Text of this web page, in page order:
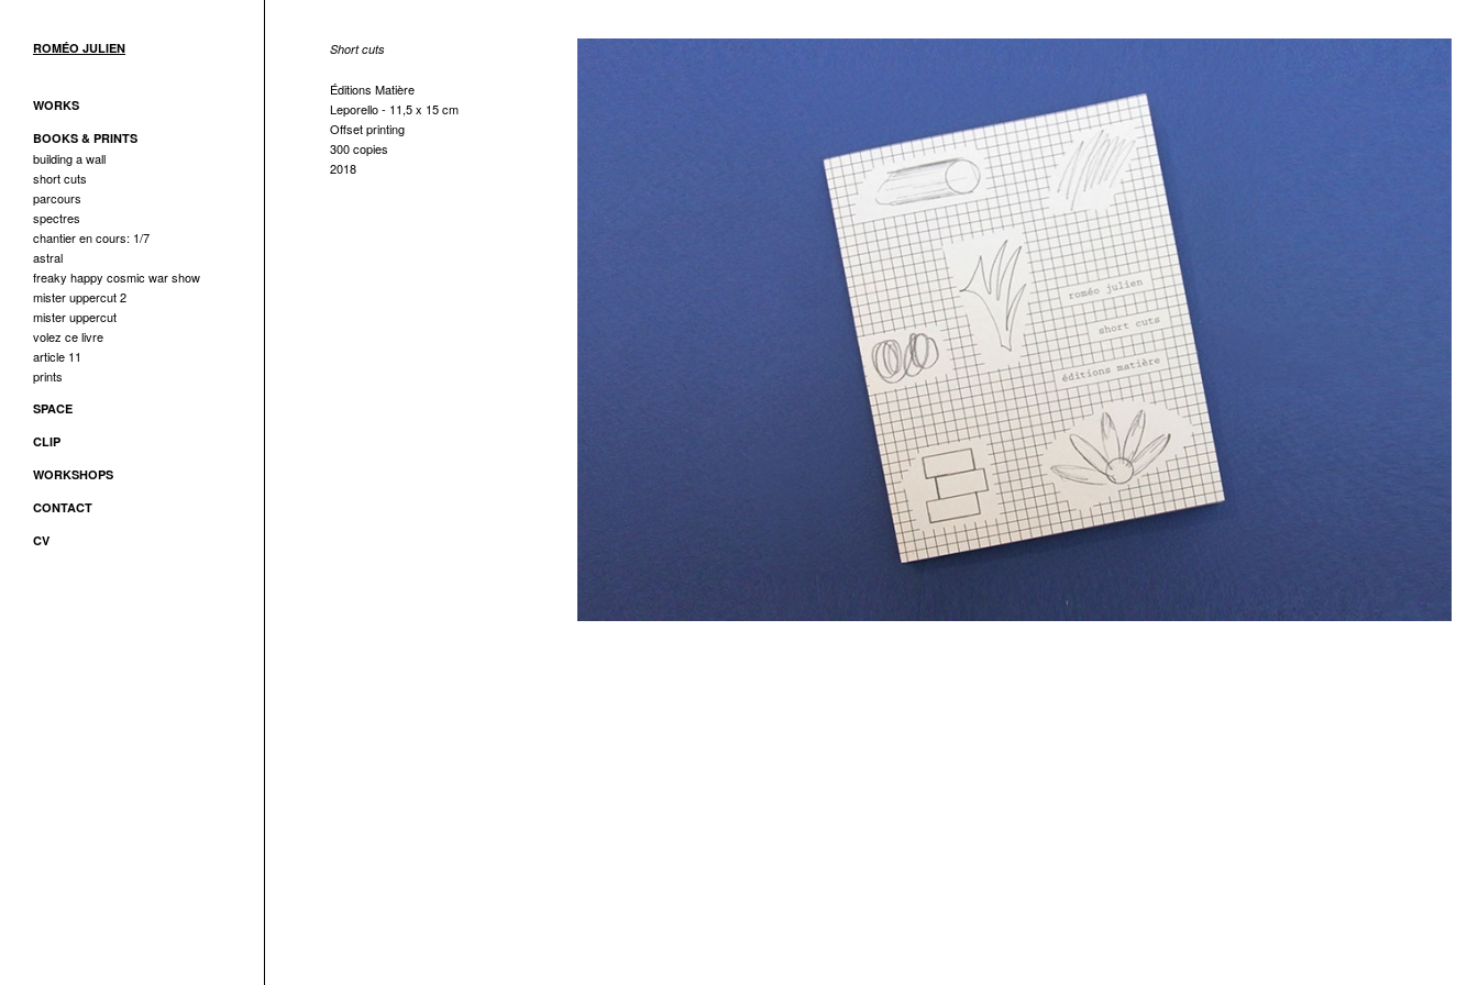
ROMÉO JULIEN
WORKS
BOOKS & PRINTS
building a wall
short cuts
parcours
spectres
chantier en cours: 1/7
astral
freaky happy cosmic war show
mister uppercut 2
mister uppercut
volez ce livre
article 11
prints
SPACE
CLIP
WORKSHOPS
CONTACT
CV
Short cuts
Éditions Matière
Leporello - 11,5 x 15 cm
Offset printing
300 copies
2018